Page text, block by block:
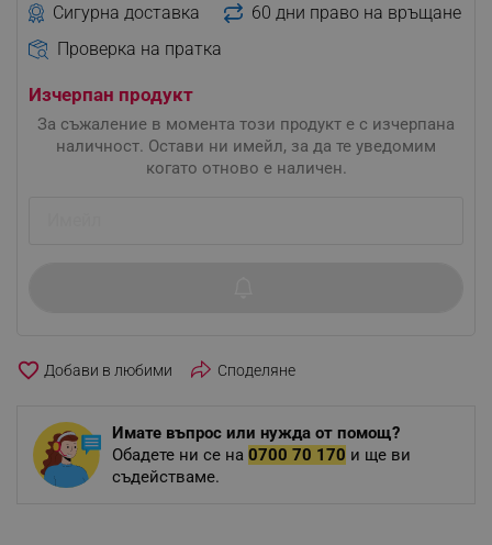
Сигурна доставка
60 дни право на връщане
Проверка на пратка
Изчерпан продукт
За съжаление в момента този продукт е с изчерпана
наличност. Остави ни имейл, за да те уведомим
когато отново е наличен.
favorite_border Споделяне
Имате въпрос или нужда от помощ?
Обадете ни се на 0700 70 170 и ще ви
съдействаме.